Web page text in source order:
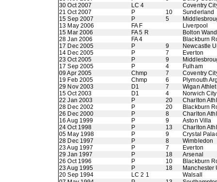
30 Oct 2007
LC 4
Coventry
21 Oct 2007
P 10
Sunderland
15 Sep 2007
P 5
13 May 2006
FA F
Liverpool
15 Mar 2006
FA 5 R
Bolton
28 Jan 2006
FA 4
Blackburn
17 Dec 2005
P 9
Newcastle
14 Dec 2005
P 7
Everton
23 Oct 2005
P 9
17 Sep 2005
P 4
Fulham
09 Apr 2005
Chmp 7
Coventry
19 Feb 2005
Chmp 6
Plymouth
29 Nov 2003
D1 7
Wigan
15 Oct 2003
D1 4
Norwich City
22 Jan 2003
P 20
Charlton
28 Dec 2002
P 20
Blackburn
26 Dec 2000
P 8
Charlton
16 Aug 1999
P 9
Aston Villa
24 Oct 1998
P 13
Charlton
05 May 1998
P 9
Crystal
28 Dec 1997
P 8
Wimbledon
23 Aug 1997
P 7
Everton
29 Jan 1997
P 18
Arsenal
26 Oct 1996
P 10
Blackburn
23 Aug 1995
P 18
Manchester
20 Sep 1994
LC 2 1
Walsall